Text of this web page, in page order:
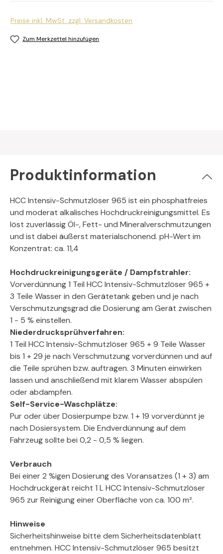
Preise inkl. MwSt. zzgl. Versandkosten
Zum Merkzettel hinzufügen
Produktinformation
HCC Intensiv-Schmutzlöser 965 ist ein phosphatfreies
und moderat alkalisches Hochdruckreinigungsmittel. Es
löst zuverlässig Öl-, Fett- und Mineralverschmutzungen
und ist dabei äußerst materialschonend. pH-Wert im
Konzentrat: ca. 11,4
Hochdruckreinigungsgeräte / Dampfstrahler:
Vorverdünnung 1 Teil HCC Intensiv-Schmutzlöser 965 +
3 Teile Wasser in den Gerätetank geben und je nach
Verschmutzungsgrad die Dosierung am Gerät zwischen
1 - 5 % einstellen.
Niederdrucksprühverfahren:
1 Teil HCC Intensiv-Schmutzlöser 965 + 9 Teile Wasser
bis 1 + 29 je nach Verschmutzung vorverdünnen und auf
die Teile sprühen bzw. auftragen. 3 Minuten einwirken
lassen und anschließend mit klarem Wasser abspülen
oder abdampfen.
Self-Service-Waschplätze:
Pur oder über Dosierpumpe bzw. 1 + 19 vorverdünnt je
nach Dosiersystem. Die Endverdünnung auf dem
Fahrzeug sollte bei 0,2 - 0,5 % liegen.
Verbrauch
Bei einer 2 %igen Dosierung des Voransatzes (1 + 3) am
Hochdruckgerät reicht 1 L HCC Intensiv-Schmutzlöser
965 zur Reinigung einer Oberfläche von ca. 100 m².
Hinweise
Sicherheitshinweise bitte dem Sicherheitsdatenblatt
entnehmen. HCC Intensiv-Schmutzlöser 965 besitzt